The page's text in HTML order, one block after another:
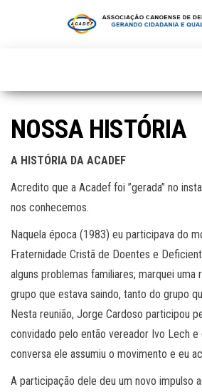
NOSSA HISTÓRIA
A HISTÓRIA DA ACADEF
Acredito que a Acadef foi ”gerada” no
nos conhecemos.
Naquela época (1983) eu participava do
Fraternidade Cristã de Doentes e
alguns problemas familiares; marquei uma
grupo que estava saindo, tanto do grupo
Nesta reunião, Jorge Cardoso participou
convidado pelo então vereador Ivo Lech
conversa ele assumiu o movimento e eu
A participação dele deu um novo impulso